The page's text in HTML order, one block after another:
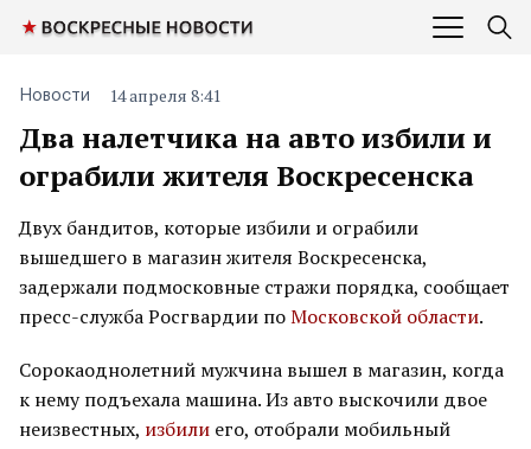
Два налетчика на авто избили и
ограбили жителя Воскресенска
Новости 14 апреля 8:41
Двух бандитов, которые избили и ограбили
вышедшего в магазин жителя Воскресенска,
задержали подмосковные стражи порядка, сообщает
пресс-служба Росгвардии поМосковской области.
Сорокаоднолетний мужчина вышел в магазин, когда
к нему подъехала машина. Из авто выскочили двое
неизвестных, избили его, отобрали мобильный